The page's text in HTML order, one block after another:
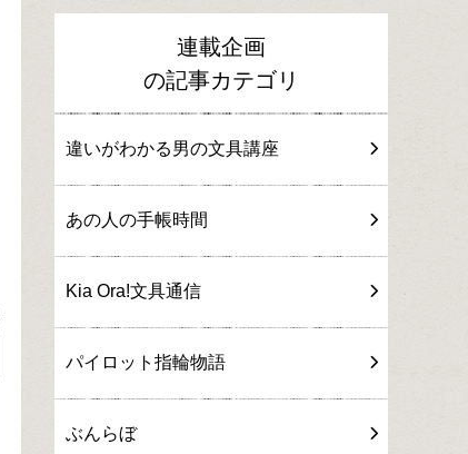
連載企画
の記事カテゴリ
違いがわかる男の文具講座
あの人の手帳時間
Kia Ora!文具通信
パイロット指輪物語
ぶんらぼ